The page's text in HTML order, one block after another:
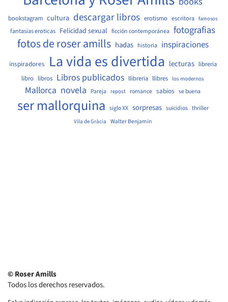
bookstagram cultura descargar libros erotismo escritora famosos
fantasias eroticas Felicidad sexual ficción contemporánea fotografias
fotos de roser amills hadas historia inspiraciones
inspiradores La vida es divertida lecturas libreria
libro libros Libros publicados llibreria llibres los modernos
Mallorca novela Pareja repost romance sabios se buena
ser mallorquina siglo XX sorpresas suicidios thriller
Vila de Gràcia Walter Benjamin
© Roser Amills
Todos los derechos reservados.